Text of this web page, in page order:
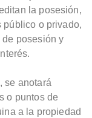
la posesión,
público o privado,
posesión y
se anotará
o puntos de
a la propiedad